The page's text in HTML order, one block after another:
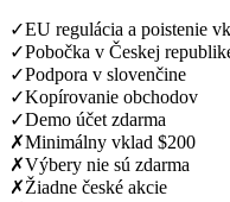
✓EU regulácia a poistenie
✓Pobočka v Českej
✓Podpora v slovenčine
✓Kopírovanie obchodov
✓Demo účet zdarma
✗Minimálny vklad $200
✗Výbery nie sú zdarma
✗Žiadne české akcie